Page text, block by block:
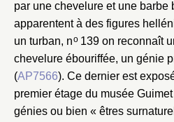
par une chevelure et une barbe
apparentent à des figures
un turban, no139 on reconnaît
chevelure ébouriffée, un génie
(AP7566). Ce dernier est
premier étage du musée
génies ou bien « êtres
Choix du dossier
notice
Nom du dossier
Connexion
Courriel